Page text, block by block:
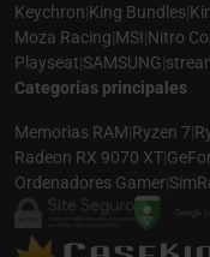
Keychron|King Bundles|
Moza Racing|MSI|Nitro
Playseat|SAMSUNG|
Categorías principales
Memorias RAM|Ryzen 7|
Radeon RX 9070 XT|
Ordenadores Gamer|